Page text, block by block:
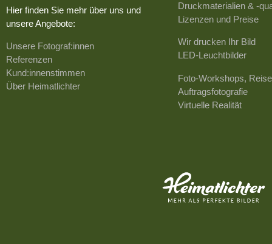
Hier finden Sie mehr über uns und
unsere Angebote:
Unsere Fotograf:innen
Referenzen
Kund:innenstimmen
Über Heimatlichter
Druckmaterialien & -
Lizenzen und Preise
Wir drucken Ihr Bild
LED-Leuchtbilder
Foto-Workshops,
Auftragsfotografie
Virtuelle Realität